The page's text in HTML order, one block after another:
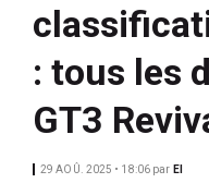
: tous les
GT3
29 AOÛ. 2025 • 18:06 par EI